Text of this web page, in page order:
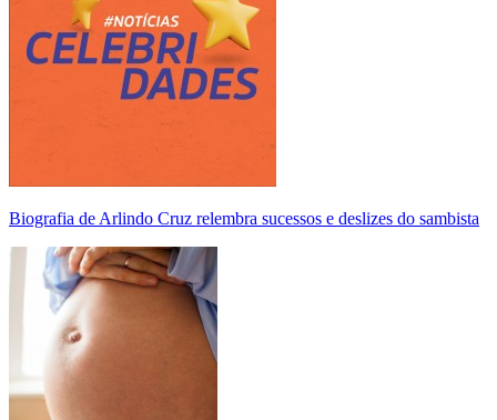
Biografia de Arlindo Cruz relembra sucessos e deslizes do sambista